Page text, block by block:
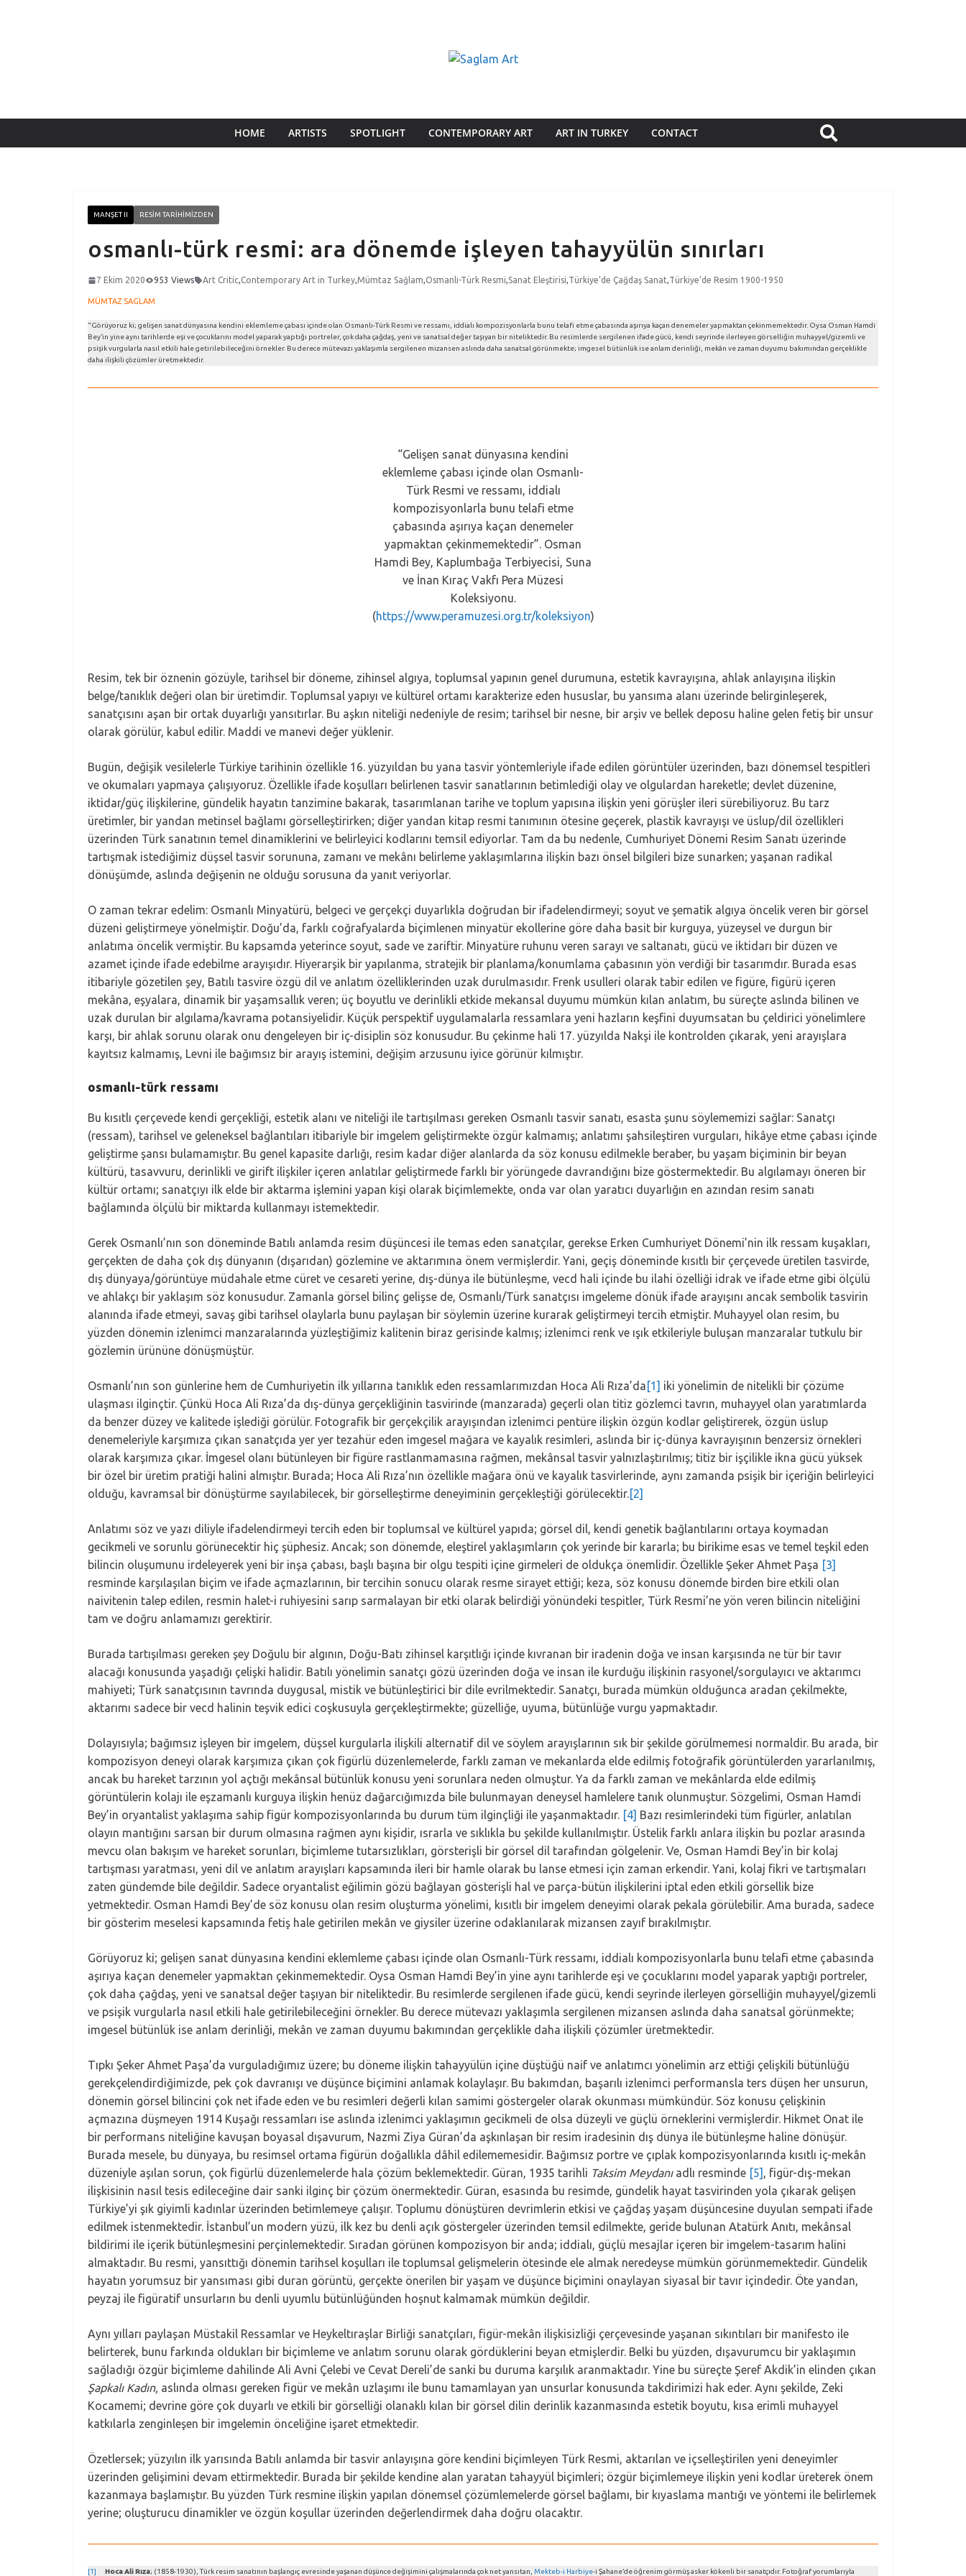
HOME ARTISTS SPOTLIGHT CONTEMPORARY ART ART IN TURKEY CONTACT
MANŞET II RESIM TARIHIMIZDEN
osmanlı-türk resmi: ara dönemde işleyen tahayyülün sınırları
7 Ekim 2020 953 Views Art Critic,Contemporary Art in Turkey,Mümtaz Sağlam,Osmanlı-Türk Resmi,Sanat Eleştirisi,Türkiye’de Çağdaş Sanat,Türkiye'de Resim 1900-1950
MÜMTAZ SAGLAM
“Görüyoruz ki; gelişen sanat dünyasına kendini eklemleme çabası içinde olan Osmanlı-Türk Resmi ve ressamı, iddialı kompozisyonlarla bunu telafi etme çabasında aşırıya kaçan denemeler yapmaktan çekinmemektedir. Oysa Osman Hamdi
Bey’in yine aynı tarihlerde eşi ve çocuklarını model yaparak yaptığı portreler, çok daha çağdaş, yeni ve sanatsal değer taşıyan bir niteliktedir. Bu resimlerde sergilenen ifade gücü, kendi seyrinde ilerleyen görselliğin muhayyel/gizemli ve
psişik vurgularla nasıl etkili hale getirilebileceğini örnekler. Bu derece mütevazı yaklaşımla sergilenen mizansen aslında daha sanatsal görünmekte; imgesel bütünlük ise anlam derinliği, mekân ve zaman duyumu bakımından gerçeklikle
daha ilişkili çözümler üretmektedir.
“Gelişen sanat dünyasına kendini
eklemleme çabası içinde olan Osmanlı-
Türk Resmi ve ressamı, iddialı
kompozisyonlarla bunu telafi etme
çabasında aşırıya kaçan denemeler
yapmaktan çekinmemektedir”. Osman
Hamdi Bey, Kaplumbağa Terbiyecisi, Suna
ve İnan Kıraç Vakfı Pera Müzesi
Koleksiyonu.
(https://www.peramuzesi.org.tr/koleksiyon)
Resim, tek bir öznenin gözüyle, tarihsel bir döneme, zihinsel algıya, toplumsal yapının genel durumuna, estetik kavrayışına, ahlak anlayışına ilişkin
belge/tanıklık değeri olan bir üretimdir. Toplumsal yapıyı ve kültürel ortamı karakterize eden hususlar, bu yansıma alanı üzerinde belirginleşerek,
sanatçısını aşan bir ortak duyarlığı yansıtırlar. Bu aşkın niteliği nedeniyle de resim; tarihsel bir nesne, bir arşiv ve bellek deposu haline gelen fetiş bir unsur
olarak görülür, kabul edilir. Maddi ve manevi değer yüklenir.
Bugün, değişik vesilelerle Türkiye tarihinin özellikle 16. yüzyıldan bu yana tasvir yöntemleriyle ifade edilen görüntüler üzerinden, bazı dönemsel tespitleri
ve okumaları yapmaya çalışıyoruz. Özellikle ifade koşulları belirlenen tasvir sanatlarının betimlediği olay ve olgulardan hareketle; devlet düzenine,
iktidar/güç ilişkilerine, gündelik hayatın tanzimine bakarak, tasarımlanan tarihe ve toplum yapısına ilişkin yeni görüşler ileri sürebiliyoruz. Bu tarz
üretimler, bir yandan metinsel bağlamı görselleştirirken; diğer yandan kitap resmi tanımının ötesine geçerek, plastik kavrayışı ve üslup/dil özellikleri
üzerinden Türk sanatının temel dinamiklerini ve belirleyici kodlarını temsil ediyorlar. Tam da bu nedenle, Cumhuriyet Dönemi Resim Sanatı üzerinde
tartışmak istediğimiz düşsel tasvir sorununa, zamanı ve mekânı belirleme yaklaşımlarına ilişkin bazı önsel bilgileri bize sunarken; yaşanan radikal
dönüşümde, aslında değişenin ne olduğu sorusuna da yanıt veriyorlar.
O zaman tekrar edelim: Osmanlı Minyatürü, belgeci ve gerçekçi duyarlıkla doğrudan bir ifadelendirmeyi; soyut ve şematik algıya öncelik veren bir görsel
düzeni geliştirmeye yönelmiştir. Doğu’da, farklı coğrafyalarda biçimlenen minyatür ekollerine göre daha basit bir kurguya, yüzeysel ve durgun bir
anlatıma öncelik vermiştir. Bu kapsamda yeterince soyut, sade ve zariftir. Minyatüre ruhunu veren sarayı ve saltanatı, gücü ve iktidarı bir düzen ve
azamet içinde ifade edebilme arayışıdır. Hiyerarşik bir yapılanma, stratejik bir planlama/konumlama çabasının yön verdiği bir tasarımdır. Burada esas
itibariyle gözetilen şey, Batılı tasvire özgü dil ve anlatım özelliklerinden uzak durulmasıdır. Frenk usulleri olarak tabir edilen ve figüre, figürü içeren
mekâna, eşyalara, dinamik bir yaşamsallık veren; üç boyutlu ve derinlikli etkide mekansal duyumu mümkün kılan anlatım, bu süreçte aslında bilinen ve
uzak durulan bir algılama/kavrama potansiyelidir. Küçük perspektif uygulamalarla ressamlara yeni hazların keşfini duyumsatan bu çeldirici yönelimlere
karşı, bir ahlak sorunu olarak onu dengeleyen bir iç-disiplin söz konusudur. Bu çekinme hali 17. yüzyılda Nakşi ile kontrolden çıkarak, yeni arayışlara
kayıtsız kalmamış, Levni ile bağımsız bir arayış istemini, değişim arzusunu iyice görünür kılmıştır.
osmanlı-türk ressamı
Bu kısıtlı çerçevede kendi gerçekliği, estetik alanı ve niteliği ile tartışılması gereken Osmanlı tasvir sanatı, esasta şunu söylememizi sağlar: Sanatçı
(ressam), tarihsel ve geleneksel bağlantıları itibariyle bir imgelem geliştirmekte özgür kalmamış; anlatımı şahsileştiren vurguları, hikâye etme çabası içinde
geliştirme şansı bulamamıştır. Bu genel kapasite darlığı, resim kadar diğer alanlarda da söz konusu edilmekle beraber, bu yaşam biçiminin bir beyan
kültürü, tasavvuru, derinlikli ve girift ilişkiler içeren anlatılar geliştirmede farklı bir yörüngede davrandığını bize göstermektedir. Bu algılamayı öneren bir
kültür ortamı; sanatçıyı ilk elde bir aktarma işlemini yapan kişi olarak biçimlemekte, onda var olan yaratıcı duyarlığın en azından resim sanatı
bağlamında ölçülü bir miktarda kullanmayı istemektedir.
Gerek Osmanlı’nın son döneminde Batılı anlamda resim düşüncesi ile temas eden sanatçılar, gerekse Erken Cumhuriyet Dönemi’nin ilk ressam kuşakları,
gerçekten de daha çok dış dünyanın (dışarıdan) gözlemine ve aktarımına önem vermişlerdir. Yani, geçiş döneminde kısıtlı bir çerçevede üretilen tasvirde,
dış dünyaya/görüntüye müdahale etme cüret ve cesareti yerine, dış-dünya ile bütünleşme, vecd hali içinde bu ilahi özelliği idrak ve ifade etme gibi ölçülü
ve ahlakçı bir yaklaşım söz konusudur. Zamanla görsel bilinç gelişse de, Osmanlı/Türk sanatçısı imgeleme dönük ifade arayışını ancak sembolik tasvirin
alanında ifade etmeyi, savaş gibi tarihsel olaylarla bunu paylaşan bir söylemin üzerine kurarak geliştirmeyi tercih etmiştir. Muhayyel olan resim, bu
yüzden dönemin izlenimci manzaralarında yüzleştiğimiz kalitenin biraz gerisinde kalmış; izlenimci renk ve ışık etkileriyle buluşan manzaralar tutkulu bir
gözlemin ürününe dönüşmüştür.
Osmanlı’nın son günlerine hem de Cumhuriyetin ilk yıllarına tanıklık eden ressamlarımızdan Hoca Ali Rıza’da [1] iki yönelimin de nitelikli bir çözüme
ulaşması ilginçtir. Çünkü Hoca Ali Rıza’da dış-dünya gerçekliğinin tasvirinde (manzarada) geçerli olan titiz gözlemci tavrın, muhayyel olan yaratımlarda
da benzer düzey ve kalitede işlediği görülür. Fotografik bir gerçekçilik arayışından izlenimci pentüre ilişkin özgün kodlar geliştirerek, özgün üslup
denemeleriyle karşımıza çıkan sanatçıda yer yer tezahür eden imgesel mağara ve kayalık resimleri, aslında bir iç-dünya kavrayışının benzersiz örnekleri
olarak karşımıza çıkar. İmgesel olanı bütünleyen bir figüre rastlanmamasına rağmen, mekânsal tasvir yalnızlaştırılmış; titiz bir işçilikle ikna gücü yüksek
bir özel bir üretim pratiği halini almıştır. Burada; Hoca Ali Rıza’nın özellikle mağara önü ve kayalık tasvirlerinde, aynı zamanda psişik bir içeriğin belirleyici
olduğu, kavramsal bir dönüştürme sayılabilecek, bir görselleştirme deneyiminin gerçekleştiği görülecektir. [2]
Anlatımı söz ve yazı diliyle ifadelendirmeyi tercih eden bir toplumsal ve kültürel yapıda; görsel dil, kendi genetik bağlantılarını ortaya koymadan
gecikmeli ve sorunlu görünecektir hiç şüphesiz. Ancak; son dönemde, eleştirel yaklaşımların çok yerinde bir kararla; bu birikime esas ve temel teşkil eden
bilincin oluşumunu irdeleyerek yeni bir inşa çabası, başlı başına bir olgu tespiti içine girmeleri de oldukça önemlidir. Özellikle Şeker Ahmet Paşa [3]
resminde karşılaşılan biçim ve ifade açmazlarının, bir tercihin sonucu olarak resme sirayet ettiği; keza, söz konusu dönemde birden bire etkili olan
naivitenin talep edilen, resmin halet-i ruhiyesini sarıp sarmalayan bir etki olarak belirdiği yönündeki tespitler, Türk Resmi’ne yön veren bilincin niteliğini
tam ve doğru anlamamızı gerektirir.
Burada tartışılması gereken şey Doğulu bir algının, Doğu-Batı zihinsel karşıtlığı içinde kıvranan bir iradenin doğa ve insan karşısında ne tür bir tavır
alacağı konusunda yaşadığı çelişki halidir. Batılı yönelimin sanatçı gözü üzerinden doğa ve insan ile kurduğu ilişkinin rasyonel/sorgulayıcı ve aktarımcı
mahiyeti; Türk sanatçısının tavrında duygusal, mistik ve bütünleştirici bir dile evrilmektedir. Sanatçı, burada mümkün olduğunca aradan çekilmekte,
aktarımı sadece bir vecd halinin teşvik edici coşkusuyla gerçekleştirmekte; güzelliğe, uyuma, bütünlüğe vurgu yapmaktadır.
Dolayısıyla; bağımsız işleyen bir imgelem, düşsel kurgularla ilişkili alternatif dil ve söylem arayışlarının sık bir şekilde görülmemesi normaldir. Bu arada, bir
kompozisyon deneyi olarak karşımıza çıkan çok figürlü düzenlemelerde, farklı zaman ve mekanlarda elde edilmiş fotoğrafik görüntülerden yararlanılmış,
ancak bu hareket tarzının yol açtığı mekânsal bütünlük konusu yeni sorunlara neden olmuştur. Ya da farklı zaman ve mekânlarda elde edilmiş
görüntülerin kolajı ile eşzamanlı kurguya ilişkin henüz dağarcığımızda bile bulunmayan deneysel hamlelere tanık olunmuştur. Sözgelimi, Osman Hamdi
Bey’in oryantalist yaklaşıma sahip figür kompozisyonlarında bu durum tüm ilginçliği ile yaşanmaktadır. [4] Bazı resimlerindeki tüm figürler, anlatılan
olayın mantığını sarsan bir durum olmasına rağmen aynı kişidir, ısrarla ve sıklıkla bu şekilde kullanılmıştır. Üstelik farklı anlara ilişkin bu pozlar arasında
mevcu olan bakışım ve hareket sorunları, biçimleme tutarsızlıkları, görsterişli bir görsel dil tarafından gölgelenir. Ve, Osman Hamdi Bey’in bir kolaj
tartışması yaratması, yeni dil ve anlatım arayışları kapsamında ileri bir hamle olarak bu lanse etmesi için zaman erkendir. Yani, kolaj fikri ve tartışmaları
zaten gündemde bile değildir. Sadece oryantalist eğilimin gözü bağlayan gösterişli hal ve parça-bütün ilişkilerini iptal eden etkili görsellik bize
yetmektedir. Osman Hamdi Bey’de söz konusu olan resim oluşturma yönelimi, kısıtlı bir imgelem deneyimi olarak pekala görülebilir. Ama burada, sadece
bir gösterim meselesi kapsamında fetiş hale getirilen mekân ve giysiler üzerine odaklanılarak mizansen zayıf bırakılmıştır.
Görüyoruz ki; gelişen sanat dünyasına kendini eklemleme çabası içinde olan Osmanlı-Türk ressamı, iddialı kompozisyonlarla bunu telafi etme çabasında
aşırıya kaçan denemeler yapmaktan çekinmemektedir. Oysa Osman Hamdi Bey’in yine aynı tarihlerde eşi ve çocuklarını model yaparak yaptığı portreler,
çok daha çağdaş, yeni ve sanatsal değer taşıyan bir niteliktedir. Bu resimlerde sergilenen ifade gücü, kendi seyrinde ilerleyen görselliğin muhayyel/gizemli
ve psişik vurgularla nasıl etkili hale getirilebileceğini örnekler. Bu derece mütevazı yaklaşımla sergilenen mizansen aslında daha sanatsal görünmekte;
imgesel bütünlük ise anlam derinliği, mekân ve zaman duyumu bakımından gerçeklikle daha ilişkili çözümler üretmektedir.
Tıpkı Şeker Ahmet Paşa’da vurguladığımız üzere; bu döneme ilişkin tahayyülün içine düştüğü naif ve anlatımcı yönelimin arz ettiği çelişkili bütünlüğü
gerekçelendirdiğimizde, pek çok davranışı ve düşünce biçimini anlamak kolaylaşır. Bu bakımdan, başarılı izlenimci performansla ters düşen her unsurun,
dönemin görsel bilincini çok net ifade eden ve bu resimleri değerli kılan samimi göstergeler olarak okunması mümkündür. Söz konusu çelişkinin
açmazına düşmeyen 1914 Kuşağı ressamları ise aslında izlenimci yaklaşımın gecikmeli de olsa düzeyli ve güçlü örneklerini vermişlerdir. Hikmet Onat ile
bir performans niteliğine kavuşan boyasal dışavurum, Nazmi Ziya Güran’da aşkınlaşan bir resim iradesinin dış dünya ile bütünleşme haline dönüşür.
Burada mesele, bu dünyaya, bu resimsel ortama figürün doğallıkla dâhil edilememesidir. Bağımsız portre ve çıplak kompozisyonlarında kısıtlı iç-mekân
düzeniyle aşılan sorun, çok figürlü düzenlemelerde hala çözüm beklemektedir. Güran, 1935 tarihli Taksim Meydanıadlı resminde [5]
, figür-dış-mekan
ilişkisinin nasıl tesis edileceğine dair sanki ilginç bir çözüm önermektedir. Güran, esasında bu resimde, gündelik hayat tasvirinden yola çıkarak gelişen
Türkiye’yi şık giyimli kadınlar üzerinden betimlemeye çalışır. Toplumu dönüştüren devrimlerin etkisi ve çağdaş yaşam düşüncesine duyulan sempati ifade
edilmek istenmektedir. İstanbul’un modern yüzü, ilk kez bu denli açık göstergeler üzerinden temsil edilmekte, geride bulunan Atatürk Anıtı, mekânsal
bildirimi ile içerik bütünleşmesini perçinlemektedir. Sıradan görünen kompozisyon bir anda; iddialı, güçlü mesajlar içeren bir imgelem-tasarım halini
almaktadır. Bu resmi, yansıttığı dönemin tarihsel koşulları ile toplumsal gelişmelerin ötesinde ele almak neredeyse mümkün görünmemektedir. Gündelik
hayatın yorumsuz bir yansıması gibi duran görüntü, gerçekte önerilen bir yaşam ve düşünce biçimini onaylayan siyasal bir tavır içindedir. Öte yandan,
peyzaj ile figüratif unsurların bu denli uyumlu bütünlüğünden hoşnut kalmamak mümkün değildir.
Aynı yılları paylaşan Müstakil Ressamlar ve Heykeltıraşlar Birliği sanatçıları, figür-mekân ilişkisizliği çerçevesinde yaşanan sıkıntıları bir manifesto ile
belirterek, bunu farkında oldukları bir biçimleme ve anlatım sorunu olarak gördüklerini beyan etmişlerdir. Belki bu yüzden, dışavurumcu bir yaklaşımın
sağladığı özgür biçimleme dahilinde Ali Avni Çelebi ve Cevat Dereli’de sanki bu duruma karşılık aranmaktadır. Yine bu süreçte Şeref Akdik’in elinden çıkan
Şapkalı Kadın, aslında olması gereken figür ve mekân uzlaşımı ile bunu tamamlayan yan unsurlar konusunda takdirimizi hak eder. Aynı şekilde, Zeki
Kocamemi; devrine göre çok duyarlı ve etkili bir görselliği olanaklı kılan bir görsel dilin derinlik kazanmasında estetik boyutu, kısa erimli muhayyel
katkılarla zenginleşen bir imgelemin önceliğine işaret etmektedir.
Özetlersek; yüzyılın ilk yarısında Batılı anlamda bir tasvir anlayışına göre kendini biçimleyen Türk Resmi, aktarılan ve içselleştirilen yeni deneyimler
üzerinden gelişimini devam ettirmektedir. Burada bir şekilde kendine alan yaratan tahayyül biçimleri; özgür biçimlemeye ilişkin yeni kodlar üreterek önem
kazanmaya başlamıştır. Bu yüzden Türk resmine ilişkin yapılan dönemsel çözümlemelerde görsel bağlamı, bir kıyaslama mantığı ve yöntemi ile belirlemek
yerine; oluşturucu dinamikler ve özgün koşullar üzerinden değerlendirmek daha doğru olacaktır.
[1] Hoca Ali Rıza; (1858-1930), Türk resim sanatının başlangıç evresinde yaşanan düşünce değişimini çalışmalarında çok net yansıtan, Mekteb-i Harbiye-i Şahane’de öğrenim görmüş asker kökenli bir sanatçıdır. Fotoğraf yorumlarıyla